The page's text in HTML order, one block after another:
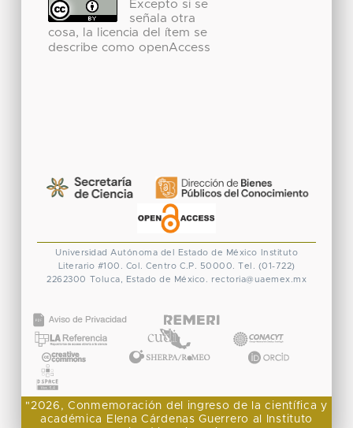
Excepto si se
señala otra
cosa, la licencia del ítem se
describe como openAccess
Universidad Autónoma del Estado de México
Instituto
Literario #100. Col. Centro C.P. 50000. Tel. (01-722)
2262300 Toluca, Estado de México. rectoria@uaemex.mx
"2026, Conmemoración del ingreso de la científica y
académica Elena Cárdenas Guerrero al Instituto